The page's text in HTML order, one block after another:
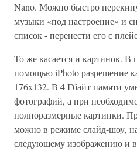
Nano. Можно быстро
музыки «под настроение» и
список - перенести его с
То же касается и картинок. В
помощью iPhoto разрешение
176x132. В 4 Гбайт памяти
фотографий, а при
полноразмерные картинки.
можно в режиме слайд-шоу,
следующему изображению и